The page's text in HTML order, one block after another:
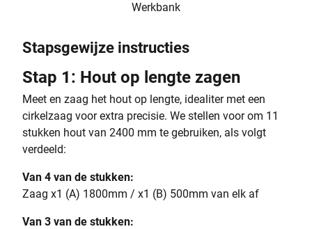
Werkbank
Stapsgewijze instructies
Stap 1: Hout op lengte zagen
Meet en zaag het hout op lengte, idealiter met een
cirkelzaag voor extra precisie. We stellen voor om 11
stukken hout van 2400 mm te gebruiken, als volgt
verdeeld:
Van 4 van de stukken:
Zaag x1 (A) 1800mm / x1 (B) 500mm van elk af
Van 3 van de stukken: